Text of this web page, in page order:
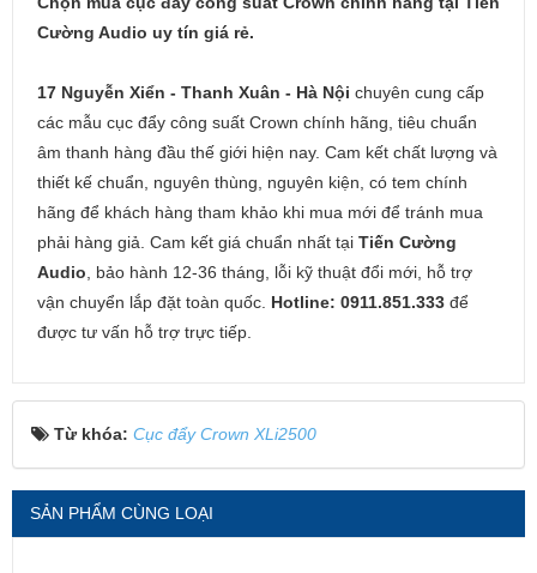
Cường Audio uy tín giá rẻ.
17 Nguyễn Xiển - Thanh Xuân - Hà Nội chuyên cung cấp
các mẫu cục đẩy công suất Crown chính hãng, tiêu chuẩn
âm thanh hàng đầu thế giới hiện nay. Cam kết chất lượng và
thiết kế chuẩn, nguyên thùng, nguyên kiện, có tem chính
hãng để khách hàng tham khảo khi mua mới để tránh mua
phải hàng giả. Cam kết giá chuẩn nhất tại Tiến Cường
Audio , bảo hành 12-36 tháng, lỗi kỹ thuật đổi mới, hỗ trợ
vận chuyển lắp đặt toàn quốc. Hotline: 0911.851.333 để
được tư vấn hỗ trợ trực tiếp.
Từ khóa: Cục đẩy Crown XLi2500
SẢN PHẨM CÙNG LOẠI